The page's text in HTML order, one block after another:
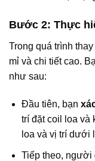
Bước 2: Thực
Trong quá trình
mỉ và chi tiết cao.
như sau:
Đầu tiên, bạn
trí đặt coil loa và
loa và vị trí dưới
Tiếp theo, người